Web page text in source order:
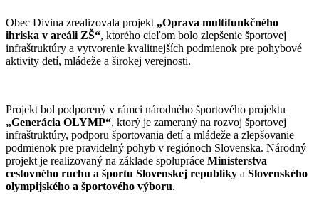
Obec Divina zrealizovala projekt „Oprava multifunkčného
ihriska v areáli ZŠ“, ktorého cieľom bolo zlepšenie športovej
infraštruktúry a vytvorenie kvalitnejších podmienok pre pohybové
aktivity detí, mládeže a širokej verejnosti.
Projekt bol podporený v rámci národného športového projektu
„Generácia OLYMP“, ktorý je zameraný na rozvoj športovej
infraštruktúry, podporu športovania detí a mládeže a zlepšovanie
podmienok pre pravidelný pohyb v regiónoch Slovenska. Národný
projekt je realizovaný na základe spolupráce Ministerstva
cestovného ruchu a športu Slovenskej republiky a Slovenského
olympijského a športového výboru.